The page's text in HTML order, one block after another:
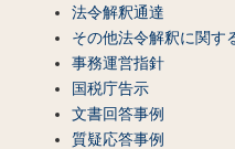
法令解釈通達
その他法令解釈に関す
事務運営指針
国税庁告示
文書回答事例
質疑応答事例